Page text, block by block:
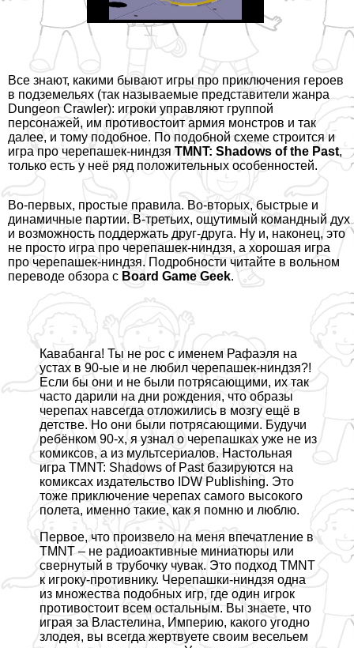
Все знают, какими бывают игры про приключения героев
в подземельях (так называемые представители жанра
Dungeon Crawler): игроки управляют группой
персонажей, им противостоит армия монстров и так
далее, и тому подобное. По подобной схеме строится и
игра про черепашек-ниндзя TMNT: Shadows of the Past,
только есть у неё ряд положительных особенностей.
Во-первых, простые правила. Во-вторых, быстрые и
динамичные партии. В-третьих, ощутимый комaндный дух
и возможность поддержать друг-друга. Ну и, наконец, это
не просто игра про черепашек-ниндзя, а хорошая игра
про черепашек-ниндзя. Подробности читайте в вольном
переводе обзора с Board Game Geek.
Кавабанга! Ты не рос с именем Рафаэля на
устах в 90-ые и не любил черепашек-ниндзя?!
Если бы они и не были потрясающими, их так
часто дарили на дни рождения, что образы
черепах навсегда отложились в мозгу ещё в
детстве. Но они были потрясающими. Будучи
ребёнком 90-х, я узнал о черепашках уже не из
комиксов, а из мультсериалов. Настольная
игра TMNT: Shadows of Past базируются на
комиксах издательство IDW Publishing. Это
тоже приключение черепах самого высокого
полета, именно такие, как я помню и люблю.
Первое, что произвело на меня впечатление в
TMNT – не радиоактивные миниатюры или
свернутый в трубочку чувак. Это подход TMNT
к игроку-противнику. Черепашки-ниндзя одна
из множества подобных игр, где один игрок
противостоит всем остальным. Вы знаете, что
играя за Властелина, Империю, какого угодно
злодея, вы всегда жертвуете своим весельем